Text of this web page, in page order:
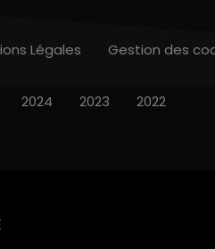
Légales Gestion des
2024 2023 2022